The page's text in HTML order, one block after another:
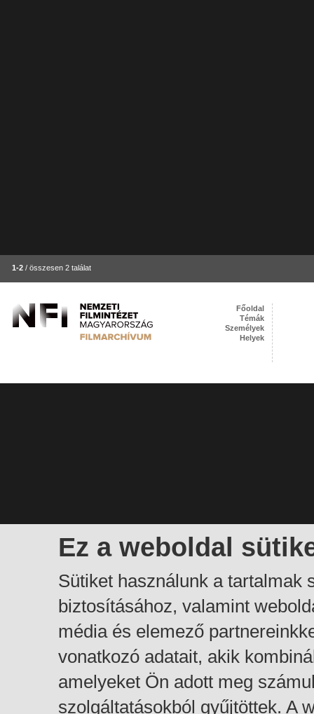
1-2 / összesen 2 találat
Ez a weboldal
Sütiket használunk a tartalmak
biztosításához, valamint
média és elemező
vonatkozó adatait, akik
amelyeket Ön adott meg
szolgáltatásokból gyűjtöttek. A
Főoldal
Témák
Személyek
Helyek